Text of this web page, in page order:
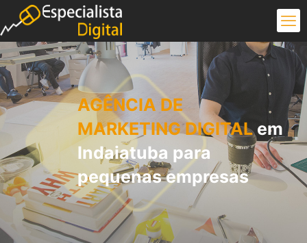
AGÊNCIA DE
MARKETING DIGITALem
Indaiatuba para
pequenas empresas